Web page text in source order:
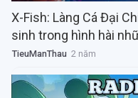
X-Fish: Làng Cá Đại
sinh trong hình hài
TieuManThau 2 năm